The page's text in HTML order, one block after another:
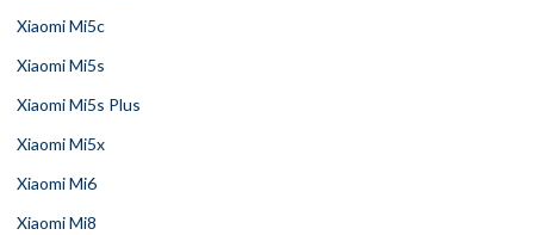
Xiaomi Mi5c
Xiaomi Mi5s
Xiaomi Mi5s Plus
Xiaomi Mi5x
Xiaomi Mi6
Xiaomi Mi8